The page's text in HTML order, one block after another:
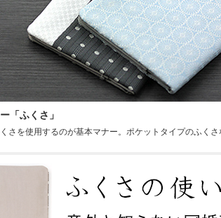
「ふくさ」
さを使用するのが基本マナー。ポケットタイプのふく